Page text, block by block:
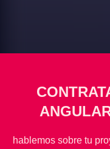
hablemos sobre tu